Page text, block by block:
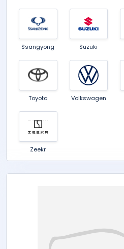
Ssangyong Suzuki
Toyota Volkswagen
Zeekr